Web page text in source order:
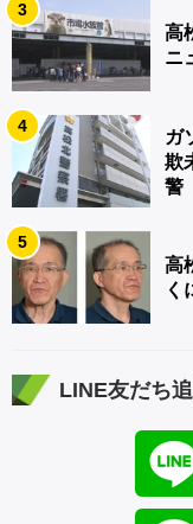
3
高
ニ
4
ガ
欺
警
5
高
く
LINE友だち